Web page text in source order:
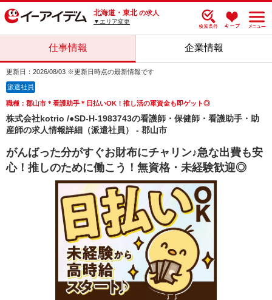
北海道・東北 の求人
▼エリア変更
仕事情報 企業情報
更新日：2026/08/03 ※更新日時点の最新情報です
派遣社員
職種：郡山市＊看護助手＊日払いOK！推し活の軍資金も即ゲット◎
株式会社kotrio /●SD-H-1983743の看護師・保健師・看護助手・助
産師の求人情報詳細（派遣社員） - 郡山市
がんばった分がすぐお財布にチャリン♪急な出費も安
心！推しのために働こう！無資格・未経験歓迎◎